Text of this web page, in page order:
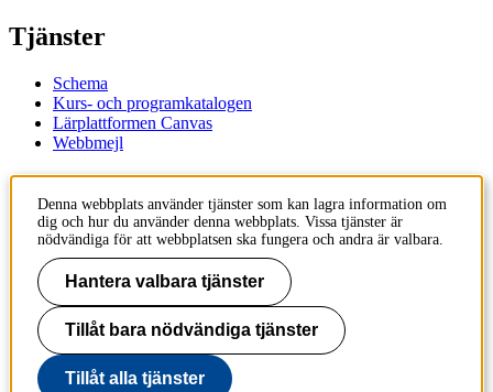
Tjänster
Schema
Kurs- och programkatalogen
Lärplattformen Canvas
Webbmejl
KTH
100 44 Stockholm
+46 8 790 60 00
Kontakta KTH
Jobba på KTH
Press och media
Faktura och betalning KTH
Denna webbplats använder tjänster som kan lagra information om
dig och hur du använder denna webbplats. Vissa tjänster är
nödvändiga för att webbplatsen ska fungera och andra är valbara.
Hantera valbara tjänster
Tillåt bara nödvändiga tjänster
Tillåt alla tjänster